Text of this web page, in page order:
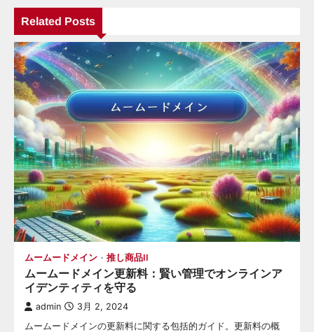
ビ
ゲ
ー
シ
ョ
ン
Related Posts
ムームードメイン 推し商品II
ムームードメイン更新料：賢い管理でオンラインア
イデンティティを守る
admin 3月 2, 2024
ムームードメインの更新料に関する包括的ガイド。更新料の概